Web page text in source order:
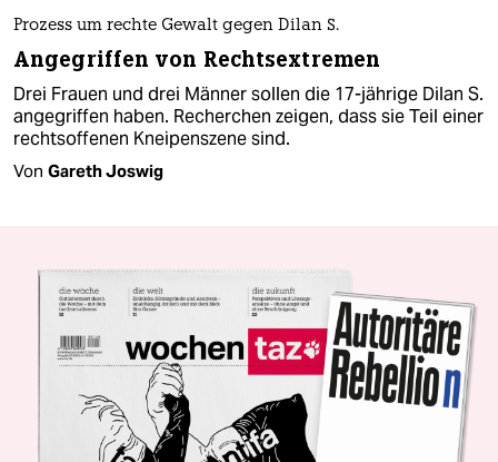
Prozess um rechte Gewalt gegen Dilan S.
Angegriffen von Rechtsextremen
Drei Frauen und drei Männer sollen die 17-jährige Dilan S.
angegriffen haben. Recherchen zeigen, dass sie Teil einer
rechtsoffenen Kneipenszene sind.
Von Gareth Joswig